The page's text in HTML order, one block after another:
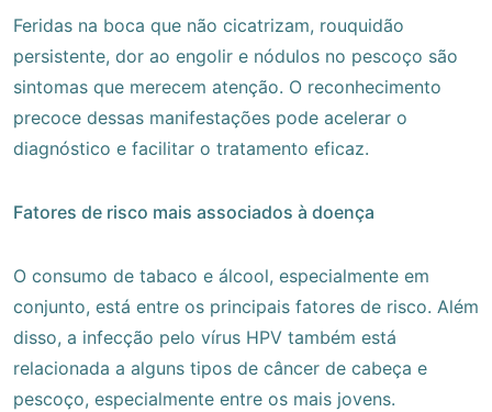
Feridas na boca que não cicatrizam, rouquidão
persistente, dor ao engolir e nódulos no pescoço são
sintomas que merecem atenção. O reconhecimento
precoce dessas manifestações pode acelerar o
diagnóstico e facilitar o tratamento eficaz.
Fatores de risco mais associados à doença
O consumo de tabaco e álcool, especialmente em
conjunto, está entre os principais fatores de risco. Além
disso, a infecção pelo vírus HPV também está
relacionada a alguns tipos de câncer de cabeça e
pescoço, especialmente entre os mais jovens.